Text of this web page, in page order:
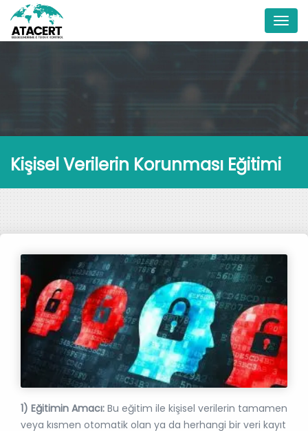
Menu
Kişisel Verilerin Korunması Eğitimi
1) Eğitimin Amacı: Bu eğitim ile kişisel verilerin tamamen
veya kısmen otomatik olan ya da herhangi bir veri kayıt